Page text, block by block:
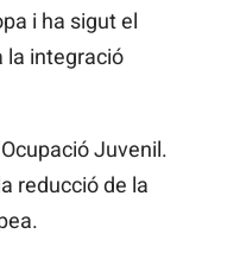
i ha sigut el
la integració
Juvenil.
reducció de la